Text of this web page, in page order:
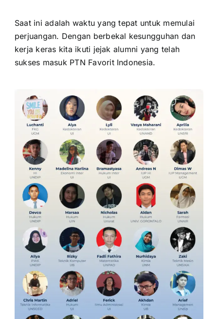
Saat ini adalah waktu yang tepat untuk memulai
perjuangan. Dengan berbekal kesungguhan dan
kerja keras kita ikuti jejak alumni yang telah
sukses masuk PTN Favorit Indonesia.